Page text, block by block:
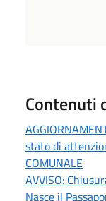
Contenuti
stato di
COMUNALE
AVVISO:
Nasce il